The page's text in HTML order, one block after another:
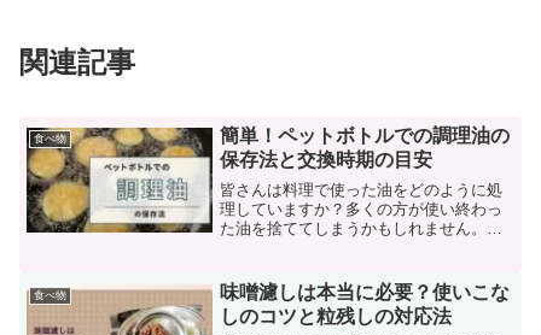
関連記事
食べ物
簡単！ペットボトルでの調理油の
保存法と交換時期の目安
皆さんは料理で使った油をどのように処
理していますか？多くの方が使い終わっ
た油を捨ててしまうかもしれません。で
は使うことができます。再利用したくな
いですか？しかし、オイル...
食べ物
味噌濾しは本当に必要？使いこな
しのコツと粒残しの対応法